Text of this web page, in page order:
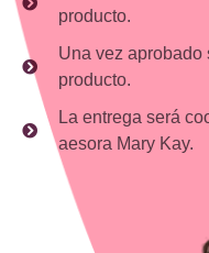
producto.
Una vez aprobado
producto.
La entrega será
aesora Mary Kay.